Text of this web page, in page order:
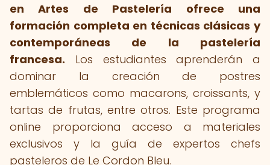
en Artes de Pastelería ofrece una
formación completa en técnicas clásicas y
contemporáneas de la pastelería
francesa. Los estudiantes aprenderán a
dominar la creación de postres
emblemáticos como macarons, croissants, y
tartas de frutas, entre otros. Este programa
online proporciona acceso a materiales
exclusivos y la guía de expertos chefs
pasteleros de Le Cordon Bleu.